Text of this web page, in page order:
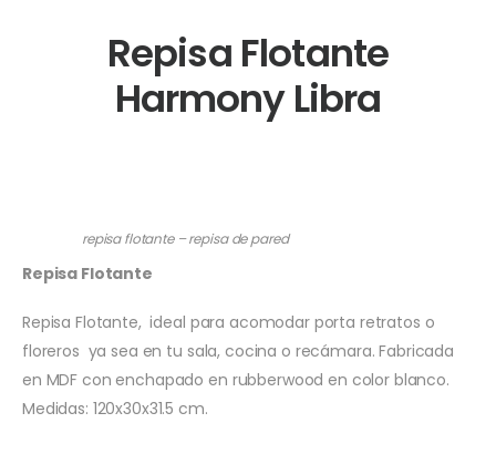
Repisa Flotante
Harmony Libra
repisa flotante – repisa de pared
Repisa Flotante
Repisa Flotante, ideal para acomodar porta retratos o
floreros ya sea en tu sala, cocina o recámara. Fabricada
en MDF con enchapado en rubberwood en color blanco.
Medidas: 120x30x31.5 cm.